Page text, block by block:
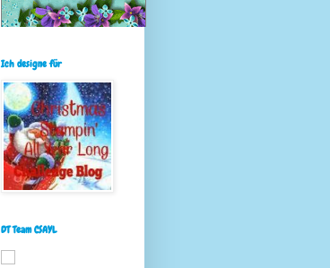
Ich designe für
DT Team CSAYL